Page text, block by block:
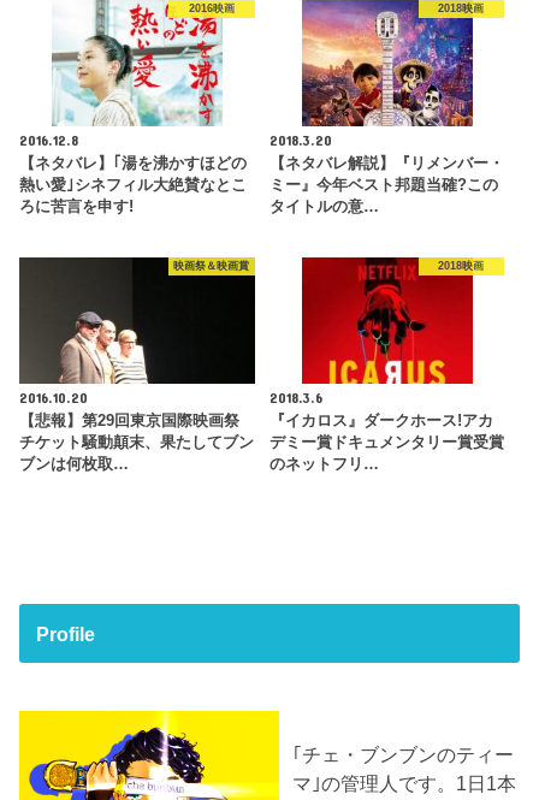
2016映画
2016.12.8
【ネタバレ】｢湯を沸かすほどの
熱い愛｣シネフィル大絶賛なとこ
ろに苦言を申す!
2018映画
2018.3.20
【ネタバレ解説】『リメンバー・
ミー』今年ベスト邦題当確?この
タイトルの意…
映画祭＆映画賞
2016.10.20
【悲報】第29回東京国際映画祭
チケット騒動顛末、果たしてブン
ブンは何枚取…
2018映画
2018.3.6
『イカロス』ダークホース!アカ
デミー賞ドキュメンタリー賞受賞
のネットフリ…
Profile
｢チェ・ブンブンのティー
マ｣の管理人です。1日1本